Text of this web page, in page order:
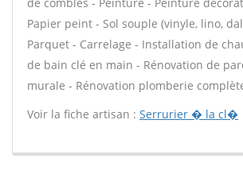
Papier peint - Sol souple (vinyle, lino,
Parquet - Carrelage - Installation de
de bain clé en main - Rénovation de
murale - Rénovation plomberie
Voir la fiche artisan : Serrurier � la cl�